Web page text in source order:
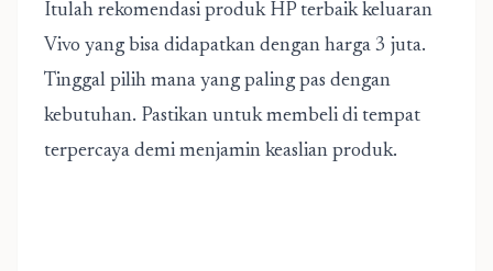
Itulah rekomendasi produk HP terbaik keluaran
Vivo yang bisa didapatkan dengan harga 3 juta.
Tinggal pilih mana yang paling pas dengan
kebutuhan. Pastikan untuk membeli di tempat
terpercaya demi menjamin keaslian produk.